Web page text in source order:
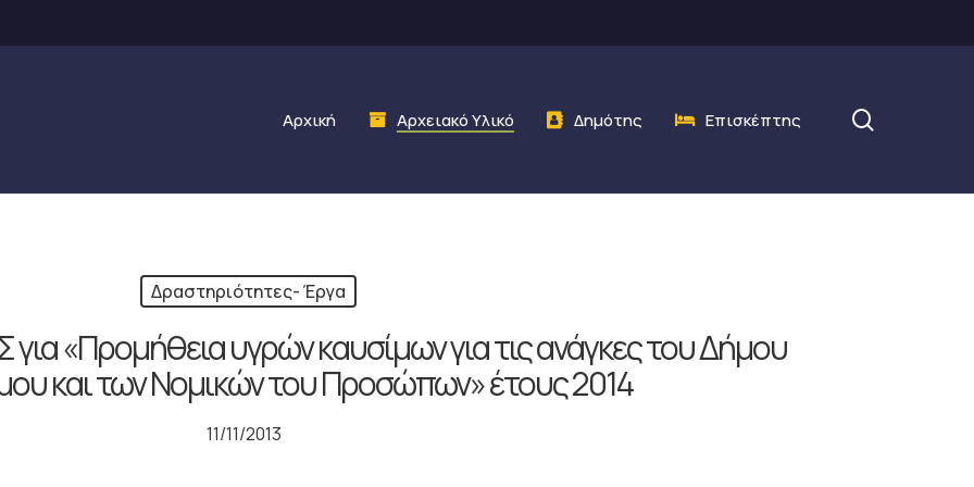
Αρχική Αρχειακό Υλικό Δημότης Επισκέπτης
Δραστηριότητες- Έργα
«Προμήθεια υγρών καυσίμων για τις ανάγκες του Δήμου
και των Νομικών του Προσώπων» έτους 2014
11/11/2013